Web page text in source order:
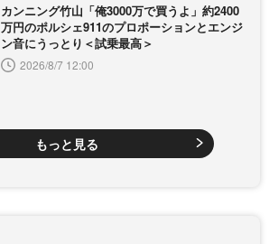
カンニング竹山「俺3000万で買うよ」約2400
万円のポルシェ911のプロポーションとエンジ
ン音にうっとり＜試乗最高＞
2026/8/7 12:00
もっと見る